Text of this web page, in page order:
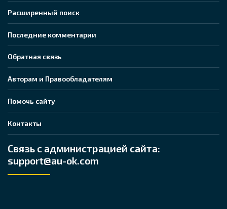
Расширенный поиск
Последние комментарии
Обратная связь
Авторам и Правообладателям
Помочь сайту
Контакты
Связь с администрацией сайта:
support@au-ok.com